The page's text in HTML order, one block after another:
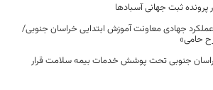
ثبت جهانی آسبادها
عملکرد جهادی معاونت آموزش ابتدایی خراسان جنوبی/
خراسان جنوبی تحت پوشش خدمات بیمه سلامت قرار